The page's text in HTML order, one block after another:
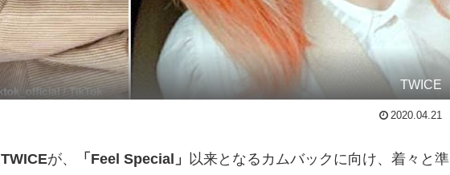
TWICE
2020.04.21
TWICEが、 「Feel Special」
以来となるカムバックに向け、着々と準